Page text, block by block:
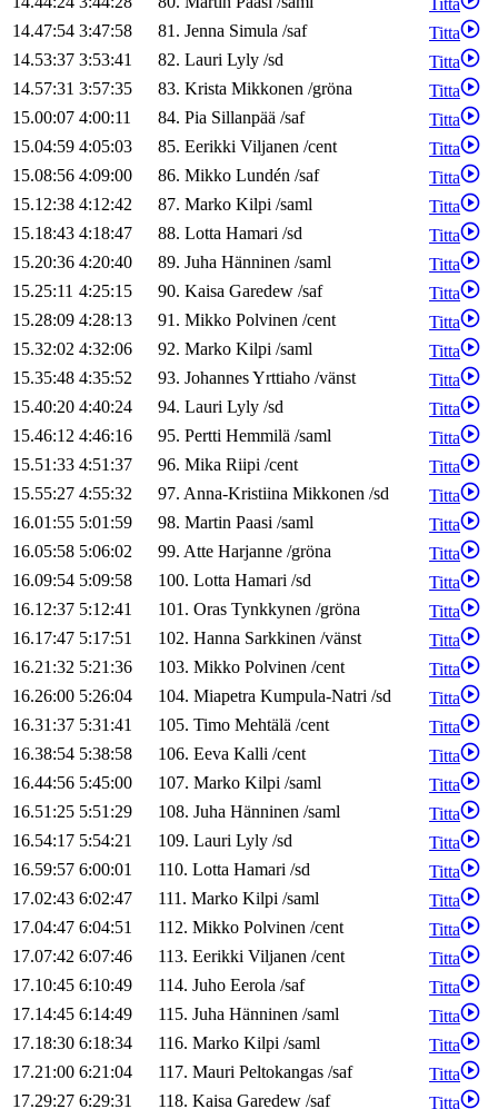
Titta
14.47:54 3:47:58 81. Jenna Simula /saf
Titta
14.53:37 3:53:41 82. Lauri Lyly /sd
Titta
14.57:31 3:57:35 83. Krista Mikkonen /gröna
Titta
15.00:07 4:00:11 84. Pia Sillanpää /saf
Titta
15.04:59 4:05:03 85. Eerikki Viljanen /cent
Titta
15.08:56 4:09:00 86. Mikko Lundén /saf
Titta
15.12:38 4:12:42 87. Marko Kilpi /saml
Titta
15.18:43 4:18:47 88. Lotta Hamari /sd
Titta
15.20:36 4:20:40 89. Juha Hänninen /saml
Titta
15.25:11 4:25:15 90. Kaisa Garedew /saf
Titta
15.28:09 4:28:13 91. Mikko Polvinen /cent
Titta
15.32:02 4:32:06 92. Marko Kilpi /saml
Titta
15.35:48 4:35:52 93. JohannesYrttiaho /vänst
Titta
15.40:20 4:40:24 94. Lauri Lyly /sd
Titta
15.46:12 4:46:16 95. Pertti Hemmilä /saml
Titta
15.51:33 4:51:37 96. Mika Riipi /cent
Titta
15.55:27 4:55:32 97. Anna-Kristiina Mikkonen /sd
Titta
16.01:55 5:01:59 98. Martin Paasi /saml
Titta
16.05:58 5:06:02 99. Atte Harjanne /gröna
Titta
16.09:54 5:09:58 100. Lotta Hamari /sd
Titta
16.12:37 5:12:41 101. Oras Tynkkynen /gröna
Titta
16.17:47 5:17:51 102. Hanna Sarkkinen /vänst
Titta
16.21:32 5:21:36 103. Mikko Polvinen /cent
Titta
16.26:00 5:26:04 104. Miapetra Kumpula-Natri /sd
Titta
16.31:37 5:31:41 105. Timo Mehtälä /cent
Titta
16.38:54 5:38:58 106. Eeva Kalli /cent
Titta
16.44:56 5:45:00 107. Marko Kilpi /saml
Titta
16.51:25 5:51:29 108. Juha Hänninen /saml
Titta
16.54:17 5:54:21 109. Lauri Lyly /sd
Titta
16.59:57 6:00:01 110. Lotta Hamari /sd
Titta
17.02:43 6:02:47 111. Marko Kilpi /saml
Titta
17.04:47 6:04:51 112. Mikko Polvinen /cent
Titta
17.07:42 6:07:46 113. Eerikki Viljanen /cent
Titta
17.10:45 6:10:49 114. Juho Eerola /saf
Titta
17.14:45 6:14:49 115. Juha Hänninen /saml
Titta
17.18:30 6:18:34 116. Marko Kilpi /saml
Titta
17.21:00 6:21:04 117. Mauri Peltokangas /saf
Titta
17.29:27 6:29:31 118. Kaisa Garedew /saf
Titta